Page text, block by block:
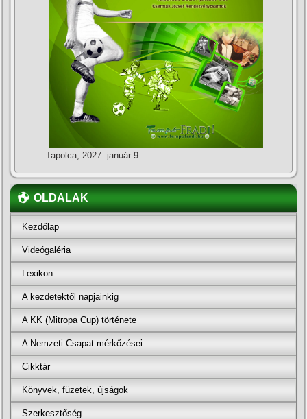
Tapolca, 2027. január 9.
OLDALAK
Kezdőlap
Videógaléria
Lexikon
A kezdetektől napjainkig
A KK (Mitropa Cup) története
A Nemzeti Csapat mérkőzései
Cikktár
Könyvek, füzetek, újságok
Szerkesztőség